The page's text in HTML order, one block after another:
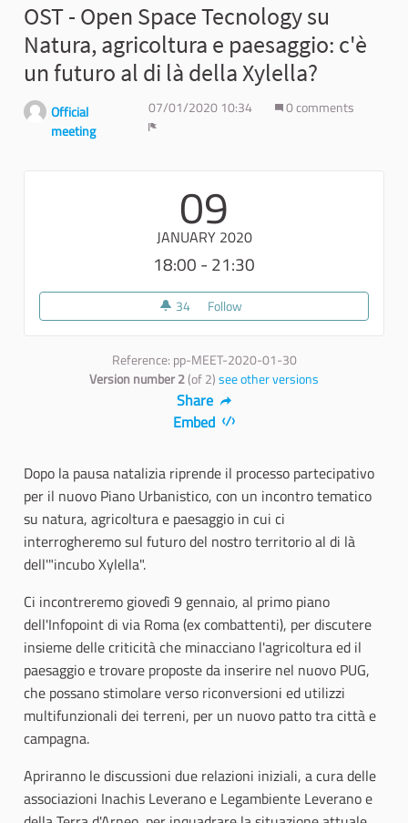
OST - Open Space Tecnology su
Natura, agricoltura e paesaggio: c'è
un futuro al di là della Xylella?
Official
meeting
07/01/2020 10:34
0 comments
09
JANUARY 2020
18:00 - 21:30
34 34 followers
Follow
Reference: pp-MEET-2020-01-30
Version number 2(of 2)see other versions
Share
Embed
Dopo la pausa natalizia riprende il processo partecipativo
per il nuovo Piano Urbanistico, con un incontro tematico
su natura, agricoltura e paesaggio in cui ci
interrogheremo sul futuro del nostro territorio al di là
dell'"incubo Xylella".
Ci incontreremo giovedì 9 gennaio, al primo piano
dell'Infopoint di via Roma (ex combattenti), per discutere
insieme delle criticità che minacciano l'agricoltura ed il
paesaggio e trovare proposte da inserire nel nuovo PUG,
che possano stimolare verso riconversioni ed utilizzi
multifunzionali dei terreni, per un nuovo patto tra città e
campagna.
Apriranno le discussioni due relazioni iniziali, a cura delle
associazioni Inachis Leverano e Legambiente Leverano e